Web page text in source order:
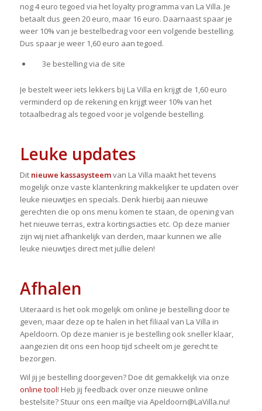
nog 4 euro tegoed via het loyalty programma van La Villa. Je
betaalt dus geen 20 euro, maar 16 euro. Daarnaast spaar je
weer 10% van je bestelbedrag voor een volgende bestelling.
Dus spaar je weer 1,60 euro aan tegoed.
3e bestelling via de site
Je bestelt weer iets lekkers bij La Villa en krijgt de 1,60 euro
verminderd op de rekening en krijgt weer 10% van het
totaalbedrag als tegoed voor je volgende bestelling.
Leuke updates
Dit nieuwe kassasysteemvan La Villa maakt het tevens
mogelijk onze vaste klantenkring makkelijker te updaten over
leuke nieuwtjes en specials. Denk hierbij aan nieuwe
gerechten die op ons menu komen te staan, de opening van
het nieuwe terras, extra kortingsacties etc. Op deze manier
zijn wij niet afhankelijk van derden, maar kunnen we alle
leuke nieuwtjes direct met jullie delen!
Afhalen
Uiteraard is het ook mogelijk om online je bestelling door te
geven, maar deze op te halen in het filiaal van La Villa in
Apeldoorn. Op deze manier is je bestelling ook sneller klaar,
aangezien dit ons een hoop tijd scheelt om je gerecht te
bezorgen.
Wil jij je bestelling doorgeven? Doe dit gemakkelijk via onze
online tool! Heb jij feedback over onze nieuwe online
bestelsite? Stuur ons een mailtje via Apeldoorn@LaVilla.nu!